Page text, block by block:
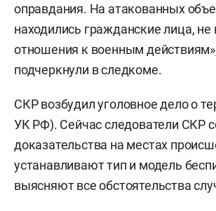
оправдания. На атакованных
находились гражданские лица,
отношения к военным
подчеркнули в следкоме.
СКР возбудил уголовное дело о
УК РФ). Сейчас следователи СКР
доказательства на местах
устанавливают тип и модель
выясняют все обстоятельства